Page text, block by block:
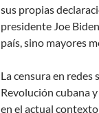
sus propias
presidente Joe
país, sino mayores
La censura en redes
Revolución cubana
en el actual